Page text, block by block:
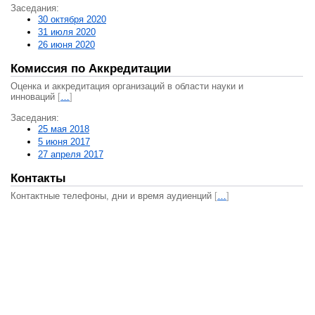
Заседания:
30 октября 2020
31 июля 2020
26 июня 2020
Комиссия по Аккредитации
Оценка и аккредитация организаций в области науки и
инноваций […]
Заседания:
25 мая 2018
5 июня 2017
27 апреля 2017
Контакты
Контактные телефоны, дни и время аудиенций […]